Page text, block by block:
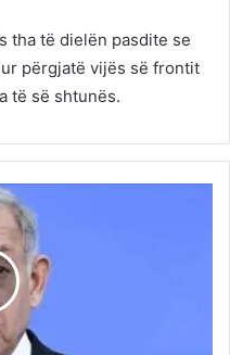
tha të dielën pasdite se
përgjatë vijës së frontit
të së shtunës.